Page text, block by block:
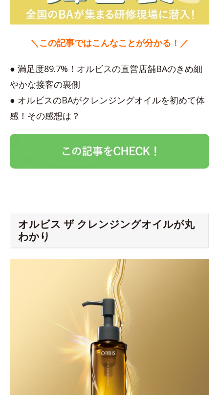
＼この記事ではこんなことが分かる！／
● 満足度89.7%！オルビスの直営店舗BAのきめ細
やかな接客の裏側
● オルビスのBAがクレンジングオイルを初めて体
感！その感想は？
オルビス ザ クレンジングオイルが丸
わかり